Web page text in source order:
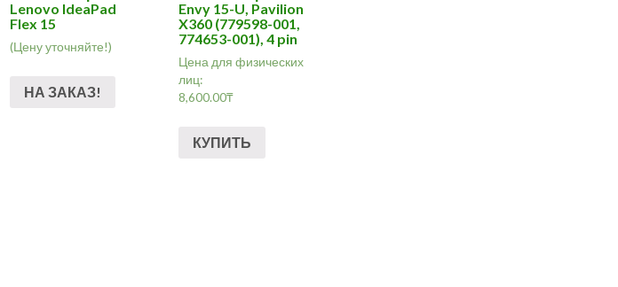
Lenovo IdeaPad
Flex 15
(Цену уточняйте!)
НА ЗАКАЗ!
Envy 15-U, Pavilion
X360 (779598-001,
774653-001), 4 pin
Цена для физических
лиц:
8,600.00₸
КУПИТЬ